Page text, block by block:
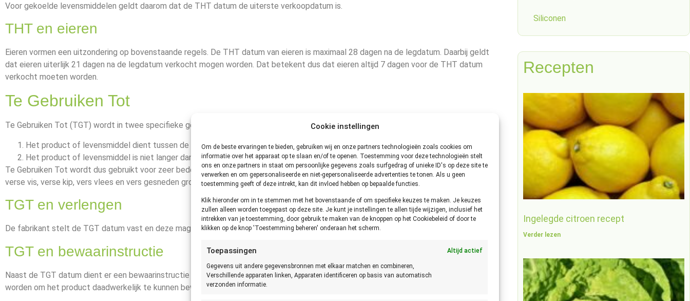
Cookie instellingen
Om de beste ervaringen te bieden, gebruiken wij en onze partners technologieën zoals cookies om
informatie over het apparaat op te slaan en/of te openen. Toestemming voor deze technologieën stelt
ons en onze partners in staat om persoonlijke gegevens zoals surfgedrag of unieke ID's op deze site te
verwerken en om gepersonaliseerde en niet-gepersonaliseerde advertenties te tonen. Als u geen
toestemming geeft of deze intrekt, kan dit invloed hebben op bepaalde functies.
Klik hieronder om in te stemmen met het bovenstaande of om specifieke keuzes te maken. Je keuzes
zullen alleen worden toegepast op deze site. Je kunt je instellingen te allen tijde wijzigen, inclusief het
intrekken van je toestemming, door gebruik te maken van de knoppen op het Cookiebeleid of door te
klikken op de knop 'Toestemming beheren' onderaan het scherm.
Toepassingen Altijd actief
Gegevens uit andere gegevensbronnen met elkaar matchen en combineren,
Verschillende apparaten linken, Apparaten identificeren op basis van automatisch
verzonden informatie.
Voor gekoelde levensmiddelen geldt daarom dat de THT datum de uiterste verkoopdatum is.
THT en eieren
Eieren vormen een uitzondering op bovenstaande regels. De THT datum van eieren is maximaal 28 dagen na de legdatum. Daarbij geldt
dat eieren uiterlijk 21 dagen na de legdatum verkocht mogen worden. Dat betekent dus dat eieren altijd 7 dagen voor de THT datum
verkocht moeten worden.
Te Gebruiken Tot
Te Gebruiken Tot (TGT) wordt in twee specifieke gevallen gebruikt ter vervanging van Tenminste Houdbaar Tot (THT):
Het product of levensmiddel dient tussen de 0 °C en 6 °C bewaard te worden.
Het product of levensmiddel is niet langer dan 5 dagen houdbaar.
Te Gebruiken Tot wordt dus gebruikt voor zeer bederfelijke levensmiddelen die een risico voor de gezondheid opleveren. Denk hierbij aan
verse vis, verse kip, vers vlees en vers gesneden groente.
TGT en verlengen
De fabrikant stelt de TGT datum vast en deze mag niet door de verkoper verlengd worden.
TGT en bewaarinstructie
Naast de TGT datum dient er een bewaarinstructie op het etiket van het product of levensmiddel te staan. Deze dient opgevolgd te
worden om het product daadwerkelijk te kunnen bewaren tot de uiterste datum.
Siliconen
Recepten
Ingelegde citroen recept
Verder lezen